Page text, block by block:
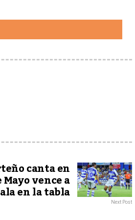
canta en
vence a
en la tabla Next Post